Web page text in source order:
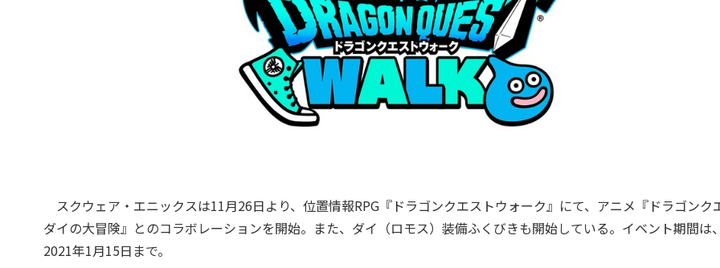
スクウェア・エニックスは11月26日より、位置情報RPG『ドラゴンクエストウォーク』にて、アニメ『ドラゴンク
ダイの大冒険』とのコラボレーションを開始。また、ダイ（ロモス）装備ふくびきも開始している。イベント期間は、
2021年1月15日まで。